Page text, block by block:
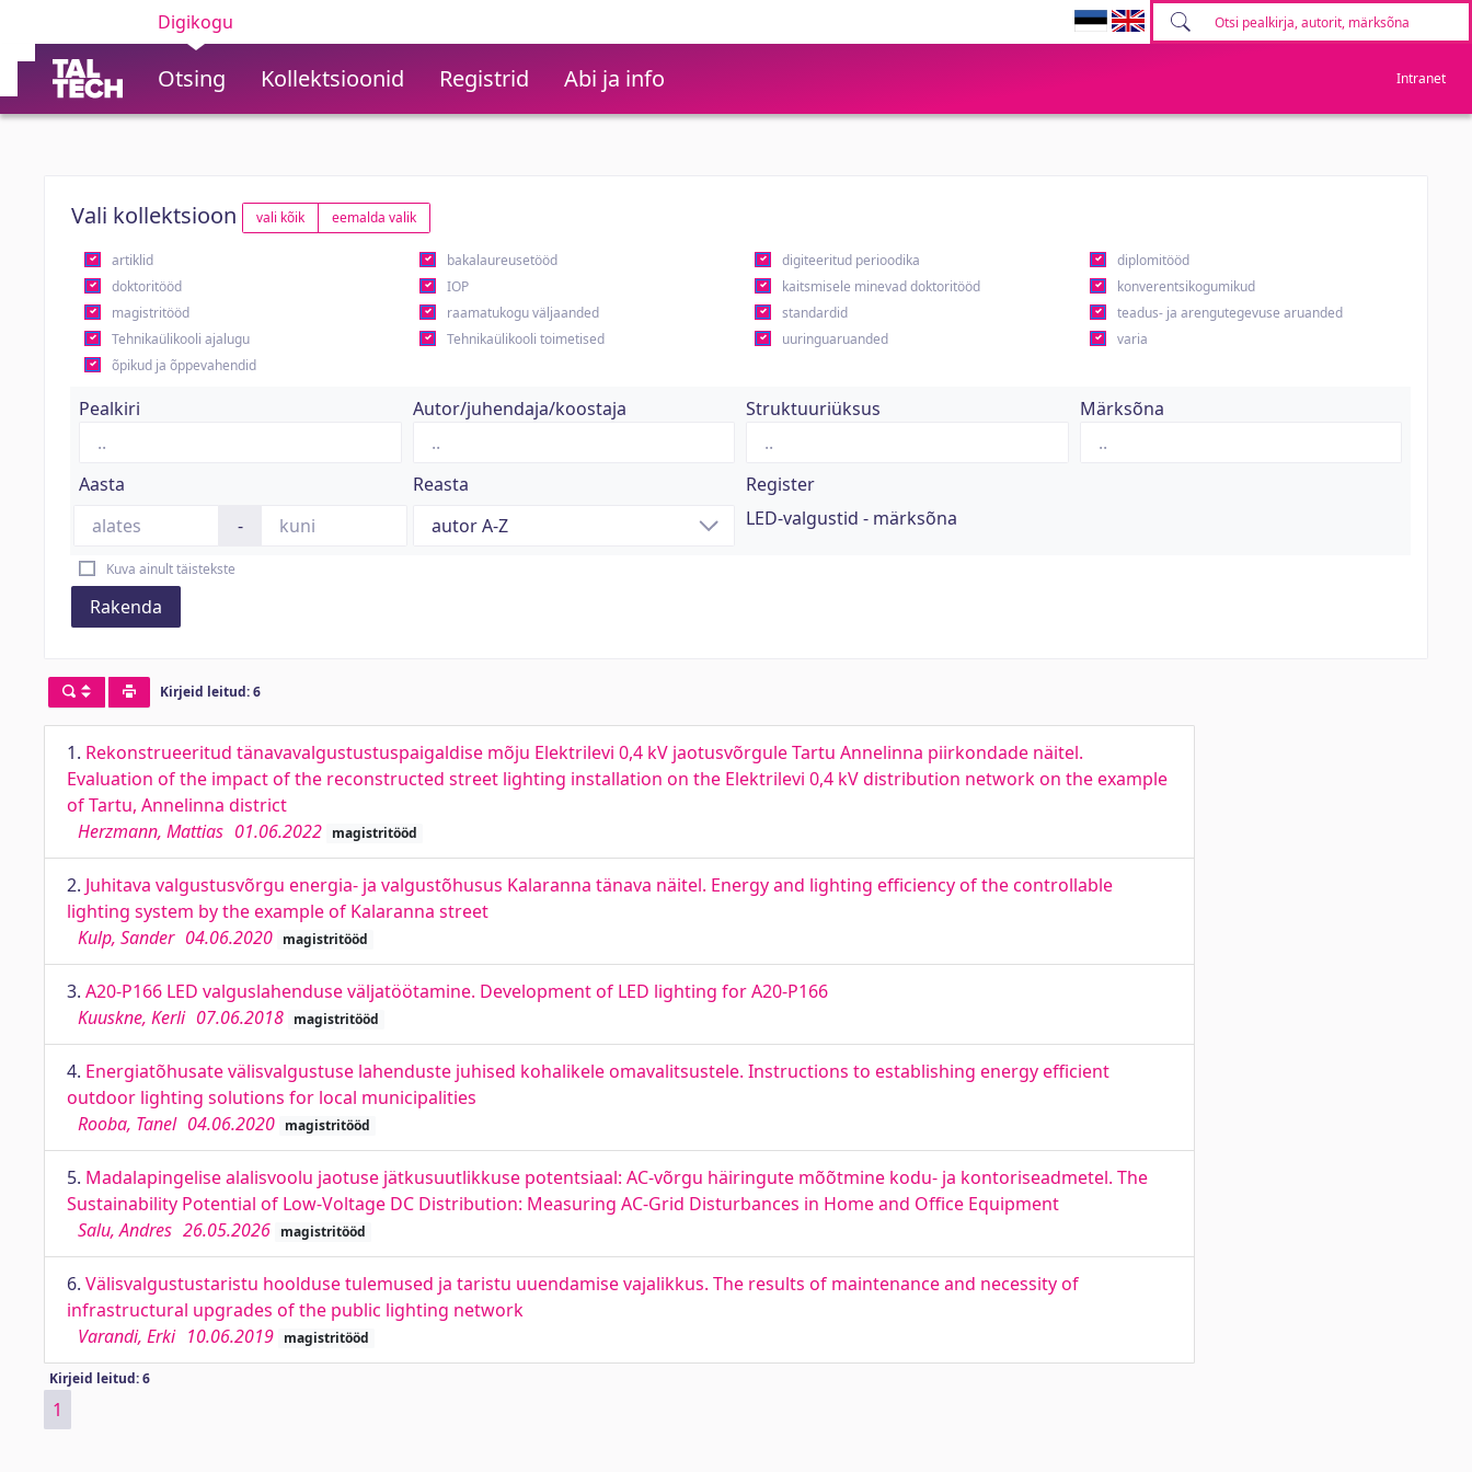
Digikogu
Otsing Kollektsioonid Registrid Abi ja info Intranet
Vali kollektsioon vali kõik eemalda valik
artiklid bakalaureusetööd digiteeritud perioodika
diplomitööd
doktoritööd
IOP kaitsmisele minevad doktoritööd
konverentsikogumikud
magistritööd
raamatukogu väljaanded standardid
teadus- ja arengutegevuse aruanded
Tehnikaülikooli ajalugu
Tehnikaülikooli toimetised uuringuaruanded
varia
õpikud ja õppevahendid
Pealkiri Autor/juhendaja/koostaja Struktuuriüksus Märksõna
Aasta
-
Reasta
Register
LED-valgustid - märksõna
Kuva ainult täistekste
Rakenda
Kirjeid leitud: 6
1. Rekonstrueeritud tänavavalgustustuspaigaldise mõju Elektrilevi 0,4 kV jaotusvõrgule Tartu Annelinna piirkondade näitel.
Evaluation of the impact of the reconstructed street lighting installation on the Elektrilevi 0,4 kV distribution network on the example
of Tartu, Annelinna district
Herzmann, Mattias 01.06.2022 magistritööd
2. Juhitava valgustusvõrgu energia- ja valgustõhusus Kalaranna tänava näitel. Energy and lighting efficiency of the controllable
lighting system by the example of Kalaranna street
Kulp, Sander 04.06.2020 magistritööd
3. A20-P166 LED valguslahenduse väljatöötamine. Development of LED lighting for A20-P166
Kuuskne, Kerli 07.06.2018 magistritööd
4. Energiatõhusate välisvalgustuse lahenduste juhised kohalikele omavalitsustele. Instructions to establishing energy efficient
outdoor lighting solutions for local municipalities
Rooba, Tanel 04.06.2020 magistritööd
5. Madalapingelise alalisvoolu jaotuse jätkusuutlikkuse potentsiaal: AC-võrgu häiringute mõõtmine kodu- ja kontoriseadmetel. The
Sustainability Potential of Low-Voltage DC Distribution: Measuring AC-Grid Disturbances in Home and Office Equipment
Salu, Andres 26.05.2026 magistritööd
6. Välisvalgustustaristu hoolduse tulemused ja taristu uuendamise vajalikkus. The results of maintenance and necessity of
infrastructural upgrades of the public lighting network
Varandi, Erki 10.06.2019 magistritööd
Kirjeid leitud: 6
1